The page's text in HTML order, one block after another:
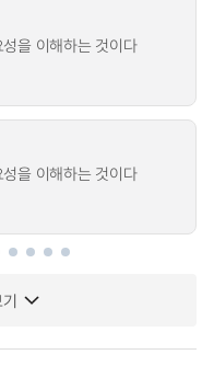
을 이해하는 것이다
을 이해하는 것이다